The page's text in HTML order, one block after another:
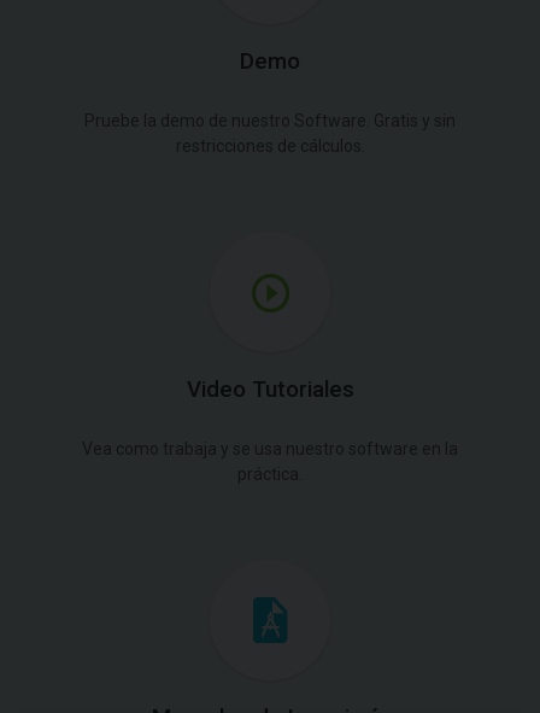
Demo
Pruebe la demo de nuestro Software. Gratis y sin
restricciones de cálculos.
Video Tutoriales
Vea como trabaja y se usa nuestro software en la
práctica.